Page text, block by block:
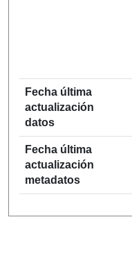
Fecha última
actualización
datos
Fecha última
actualización
metadatos